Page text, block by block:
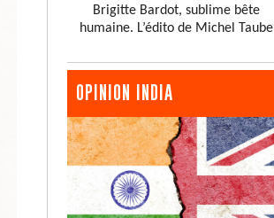
Brigitte Bardot, sublime bête
humaine. L’édito de Michel Taube
OPINION INDIA